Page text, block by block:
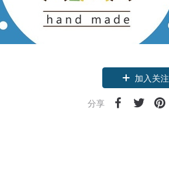
加入关注
分享